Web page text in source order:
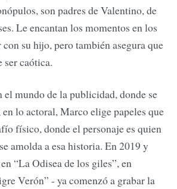
son padres de Valentino, de
Le encantan los momentos en los
su hijo, pero también asegura que
ser caótica.
el mundo de la publicidad, donde se
lo actoral, Marco elige papeles que
físico, donde el personaje es quien
amolda a esa historia. En 2019 y
“La Odisea de los giles”, en
Verón” - ya comenzó a grabar la